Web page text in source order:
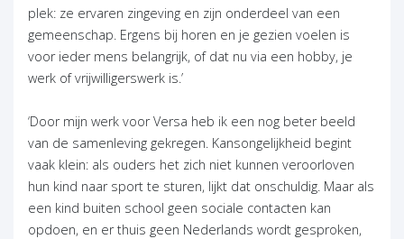
plek: ze ervaren zingeving en zijn onderdeel van een
gemeenschap. Ergens bij horen en je gezien voelen is
voor ieder mens belangrijk, of dat nu via een hobby, je
werk of vrijwilligerswerk is.’
‘Door mijn werk voor Versa heb ik een nog beter beeld
van de samenleving gekregen. Kansongelijkheid begint
vaak klein: als ouders het zich niet kunnen veroorloven
hun kind naar sport te sturen, lijkt dat onschuldig. Maar als
een kind buiten school geen sociale contacten kan
opdoen, en er thuis geen Nederlands wordt gesproken,